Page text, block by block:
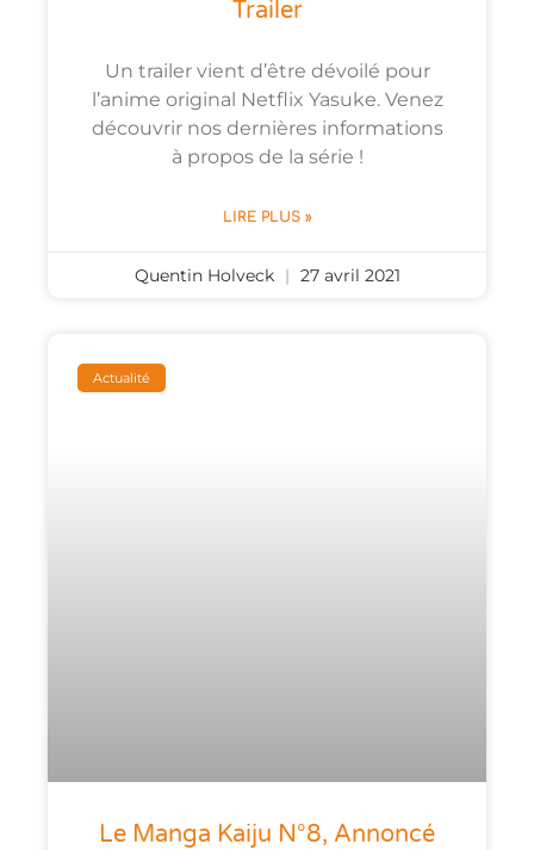
Trailer
Un trailer vient d’être dévoilé pour
l’anime original Netflix Yasuke. Venez
découvrir nos dernières informations
à propos de la série !
LIRE PLUS »
Quentin Holveck 27 avril 2021
Actualité
Le Manga Kaiju N°8, Annoncé